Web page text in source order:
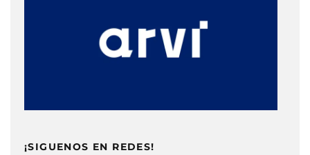
¡SIGUENOS EN REDES!